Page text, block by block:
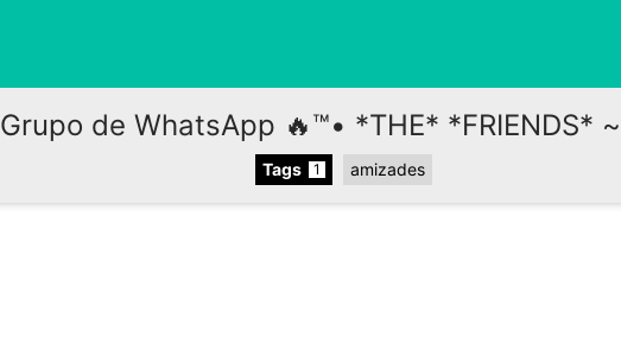
Grupo de WhatsApp 🔥™• *THE* *FRIENDS*
Tags 1 amizades